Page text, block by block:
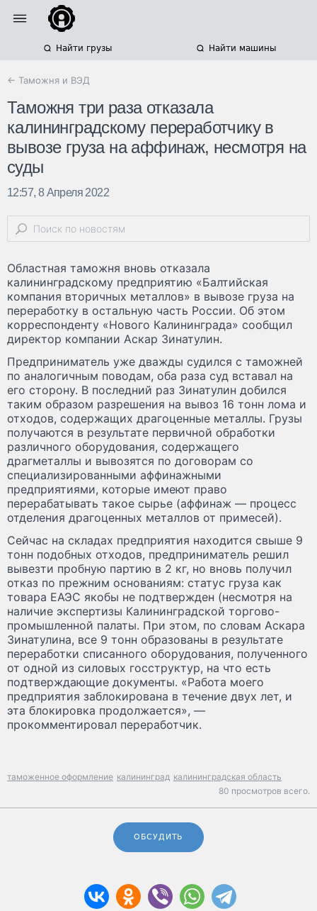
Найти грузы Найти машины
← Таможня и ВЭД
Таможня три раза отказала
калининградскому переработчику в
вывозе груза на аффинаж, несмотря на
суды
12:57, 8 Апреля 2022
Областная таможня вновь отказала
калининградскому предприятию «Балтийская
компания вторичных металлов» в вывозе груза на
переработку в остальную часть России. Об этом
корреспонденту «Нового Калининграда» сообщил
директор компании Аскар Зинатулин.
Предприниматель уже дважды судился с таможней
по аналогичным поводам, оба раза суд вставал на
его сторону. В последний раз Зинатулин добился
таким образом разрешения на вывоз 16 тонн лома и
отходов, содержащих драгоценные металлы. Грузы
получаются в результате первичной обработки
различного оборудования, содержащего
драгметаллы и вывозятся по договорам со
специализированными аффинажными
предприятиями, которые имеют право
перерабатывать такое сырье (аффинаж — процесс
отделения драгоценных металлов от примесей).
Сейчас на складах предприятия находится свыше 9
тонн подобных отходов, предприниматель решил
вывезти пробную партию в 2 кг, но вновь получил
отказ по прежним основаниям: статус груза как
товара ЕАЭС якобы не подтвержден (несмотря на
наличие экспертизы Калининградской торгово-
промышленной палаты. При этом, по словам Аскара
Зинатулина, все 9 тонн образованы в результате
переработки списанного оборудования, полученного
от одной из силовых госструктур, на что есть
подтверждающие документы. «Работа моего
предприятия заблокирована в течение двух лет, и
эта блокировка продолжается», —
прокомментировал переработчик.
таможенное оформление калининград калининградская область
80 просмотров всего.
ОБСУДИТЬ